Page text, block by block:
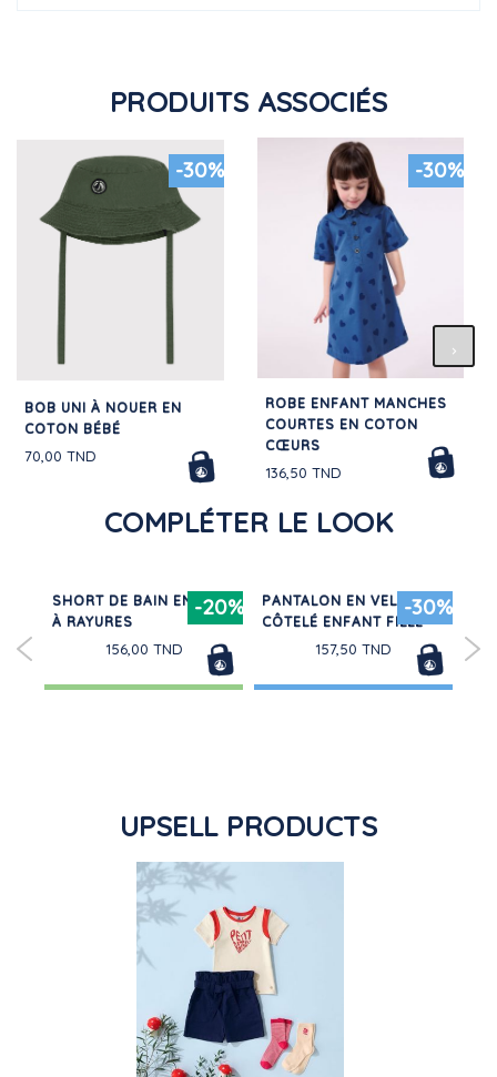
PRODUITS ASSOCIÉS
-30%
BOB UNI À NOUER EN
COTON BÉBÉ
70,00 TND
-30%
ROBE ENFANT MANCHES
COURTES EN COTON
CŒURS
136,50 TND
COMPLÉTER LE LOOK
-20%
SHORT DE BAIN ENFANT
À RAYURES
156,00 TND
-30%
PANTALON EN VELOURS
CÔTELÉ ENFANT FILLE
157,50 TND
UPSELL PRODUCTS